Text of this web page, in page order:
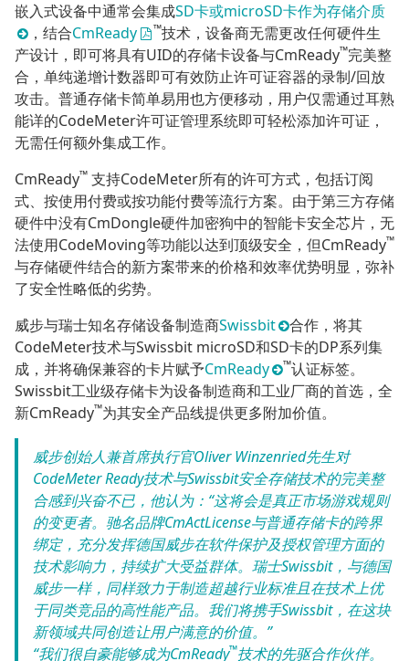
嵌入式设备中通常会集成SD卡或microSD卡作为存储介质
，结合CmReady ™技术，设备商无需更改任何硬件生
产设计，即可将具有UID的存储卡设备与CmReady™完美整
合，单纯递增计数器即可有效防止许可证容器的录制/回放
攻击。普通存储卡简单易用也方便移动，用户仅需通过耳熟
能详的CodeMeter许可证管理系统即可轻松添加许可证，
无需任何额外集成工作。
CmReady™ 支持CodeMeter所有的许可方式，包括订阅
式、按使用付费或按功能付费等流行方案。由于第三方存储
硬件中没有CmDongle硬件加密狗中的智能卡安全芯片，无
法使用CodeMoving等功能以达到顶级安全，但CmReady™
与存储硬件结合的新方案带来的价格和效率优势明显，弥补
了安全性略低的劣势。
威步与瑞士知名存储设备制造商Swissbit
合作，将其
CodeMeter技术与Swissbit microSD和SD卡的DP系列集
成，并将确保兼容的卡片赋予CmReady ™认证标签。
Swissbit工业级存储卡为设备制造商和工业厂商的首选，全
新CmReady™为其安全产品线提供更多附加价值。
威步创始人兼首席执行官Oliver Winzenried先生对
CodeMeter Ready技术与Swissbit安全存储技术的完美整
合感到兴奋不已，他认为：“这将会是真正市场游戏规则
的变更者。驰名品牌CmActLicense与普通存储卡的跨界
绑定，充分发挥德国威步在软件保护及授权管理方面的
技术影响力，持续扩大受益群体。瑞士Swissbit，与德国
威步一样，同样致力于制造超越行业标准且在技术上优
于同类竞品的高性能产品。我们将携手Swissbit，在这块
新领域共同创造让用户满意的价值。”
“我们很自豪能够成为CmReady™技术的先驱合作伙伴。